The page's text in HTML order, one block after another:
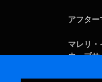
アフター
マレリ・
ウェブサ